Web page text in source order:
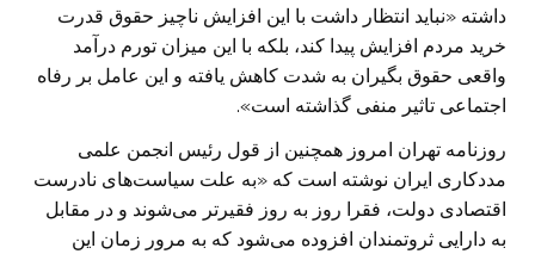
داشته «نباید انتظار داشت با این افزایش ناچیز حقوق قدرت
خرید مردم افزایش پیدا کند، بلکه با این میزان تورم درآمد
واقعی حقوق بگیران به شدت کاهش یافته و این عامل بر رفاه
اجتماعی تاثیر منفی گذاشته است».
روزنامه تهران امروز همچنین از قول رئیس انجمن علمی
مددکاری ایران نوشته است که «به علت سیاست‌های نادرست
اقتصادی دولت، فقرا روز به روز فقیر‌تر می‌شوند و در مقابل
به دارایی ثروتمندان افزوده می‌شود که به مرور زمان این